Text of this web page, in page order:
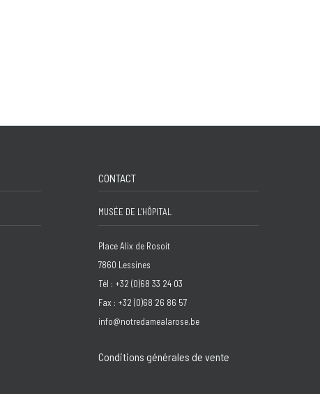
CONTACT
MUSÉE DE L'HÔPITAL
Place Alix de Rosoit
7860 Lessines
Tél : +32 (0)68 33 24 03
Fax : +32 (0)68 26 86 57
info@notredamealarose.be
Conditions générales de vente